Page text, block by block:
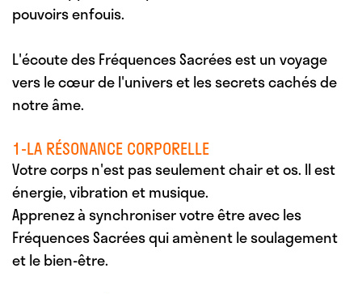
pouvoirs enfouis.
L'écoute des Fréquences Sacrées est un voyage
vers le cœur de l'univers et les secrets cachés de
notre âme.
1-LA RÉSONANCE CORPORELLE
Votre corps n'est pas seulement chair et os. Il est
énergie, vibration et musique.
Apprenez à synchroniser votre être avec les
Fréquences Sacrées qui amènent le soulagement
et le bien-être.